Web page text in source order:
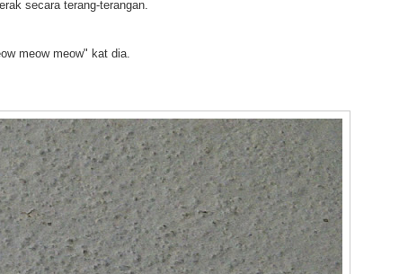
secara terang-terangan.
meow meow" kat dia.